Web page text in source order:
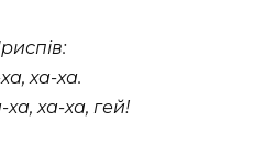
ха-ха.
ха, ха-ха, гей!